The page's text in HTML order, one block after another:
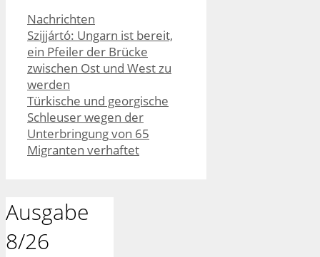
Kategorien
Nachrichten
Szijjártó: Ungarn ist bereit,
ein Pfeiler der Brücke
zwischen Ost und West zu
werden
Türkische und georgische
Schleuser wegen der
Unterbringung von 65
Migranten verhaftet
Ausgabe
8/26